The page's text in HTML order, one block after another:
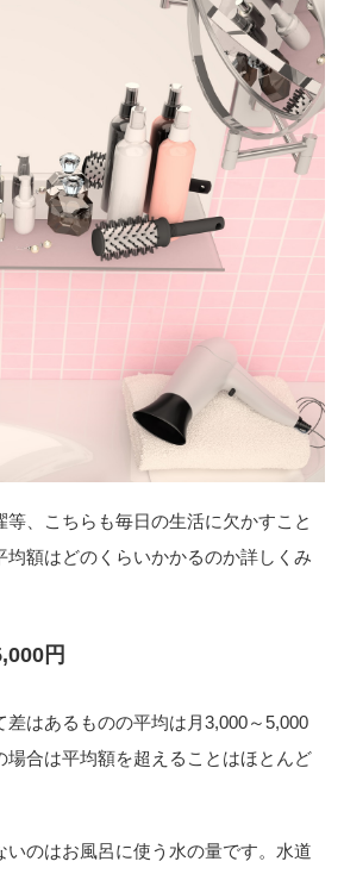
、こちらも毎日の生活に欠かすこと
均額はどのくらいかかるのか詳しくみ
円
差はあるものの平均は月3,000～5,000
場合は平均額を超えることはほとんど
いのはお風呂に使う水の量です。水道